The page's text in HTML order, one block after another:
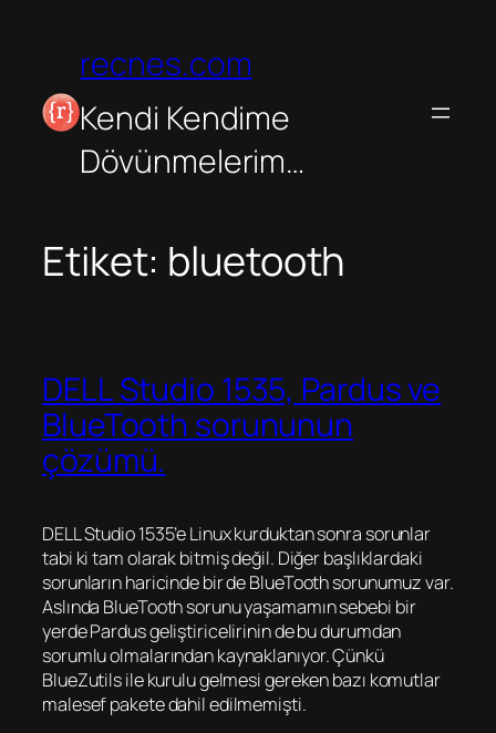
recnes.com
Kendi Kendime
Dövünmelerim…
Etiket: bluetooth
DELL Studio 1535, Pardus ve
BlueTooth sorununun
çözümü.
DELL Studio 1535’e Linux kurduktan sonra sorunlar
tabi ki tam olarak bitmiş değil. Diğer başlıklardaki
sorunların haricinde bir de BlueTooth sorunumuz var.
Aslında BlueTooth sorunu yaşamamın sebebi bir
yerde Pardus geliştiricelirinin de bu durumdan
sorumlu olmalarından kaynaklanıyor. Çünkü
BlueZutils ile kurulu gelmesi gereken bazı komutlar
malesef pakete dahil edilmemişti.